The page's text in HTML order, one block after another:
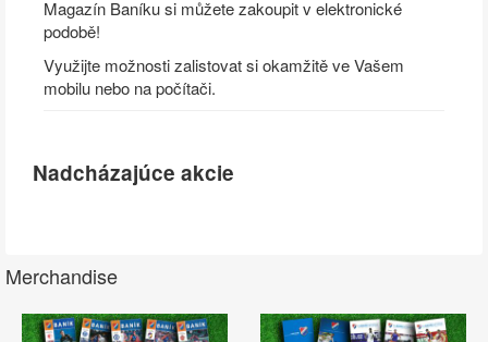
Magazín Baníku si můžete zakoupit v elektronické
podobě!
Využijte možnosti zalistovat si okamžitě ve Vašem
mobilu nebo na počítači.
Nadcházajúce akcie
Merchandise